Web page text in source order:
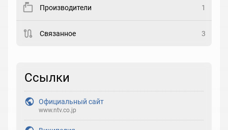
Рейтинг
Реакция
Производители 1
Связанное 3
Ссылки
Официальный сайт
www.ntv.co.jp